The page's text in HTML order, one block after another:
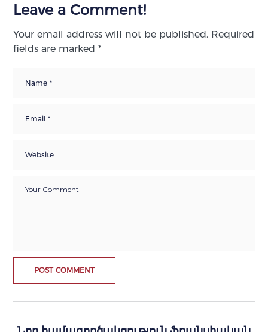
Leave a Comment!
Your email address will not be published. Required
fields are marked*